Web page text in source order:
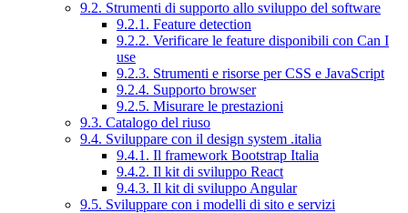
9.2. Strumenti di supporto allo sviluppo del software
9.2.1. Feature detection
9.2.2. Verificare le feature disponibili con Can I
use
9.2.3. Strumenti e risorse per CSS e JavaScript
9.2.4. Supporto browser
9.2.5. Misurare le prestazioni
9.3. Catalogo del riuso
9.4. Sviluppare con il design system .italia
9.4.1. Il framework Bootstrap Italia
9.4.2. Il kit di sviluppo React
9.4.3. Il kit di sviluppo Angular
9.5. Sviluppare con i modelli di sito e servizi